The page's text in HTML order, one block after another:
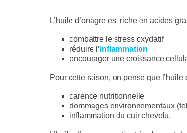
L’huile d’onagre est riche en acides
combattre le stress oxydatif
réduire l’inflammation
encourager une croissance
Pour cette raison, on pense que
carence nutritionnelle
dommages environnementaux
inflammation du cuir chevelu.